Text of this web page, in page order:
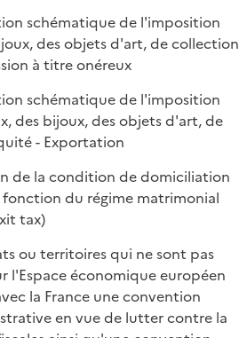
schématique de l'imposition
des objets d'art, de collection
à titre onéreux
schématique de l'imposition
des bijoux, des objets d'art, de
- Exportation
de la condition de domiciliation
fonction du régime matrimonial
tax)
ou territoires qui ne sont pas
l'Espace économique européen
la France une convention
en vue de lutter contre la